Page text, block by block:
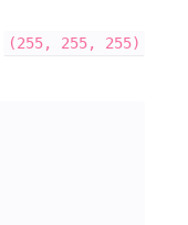
(255, 255, 255)